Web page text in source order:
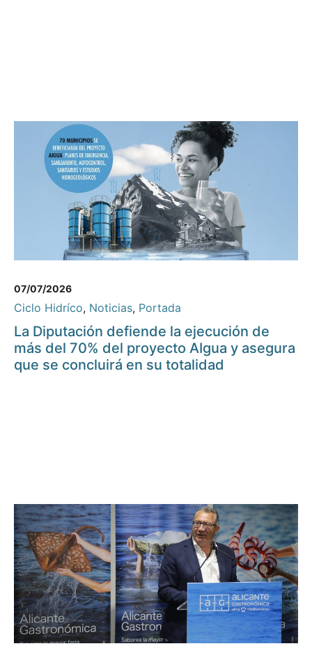
07/07/2026
Ciclo Hidríco, Noticias, Portada
La Diputación defiende la ejecución de
más del 70% del proyecto AIgua y asegura
que se concluirá en su totalidad